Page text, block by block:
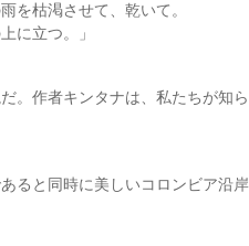
枯渇させて、乾いて。
立つ。」
。作者キンタナは、私たちが
ると同時に美しいコロンビア